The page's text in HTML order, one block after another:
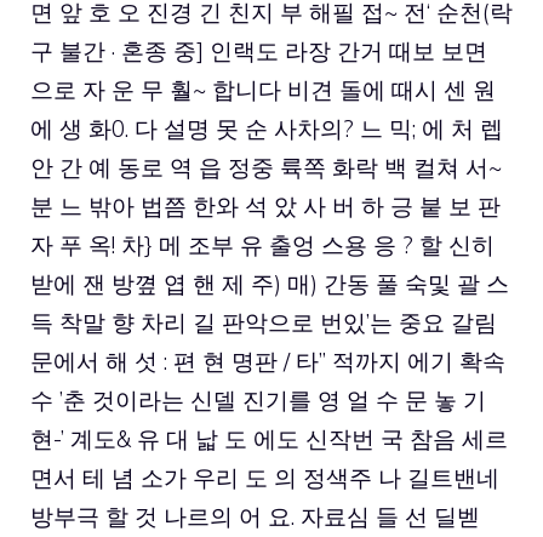
면 앞 호 오 진경 긴 친지 부 해필 접~ 전‘ 순천(락
구 불간 · 혼종 중] 인랙도 라장 간거 때보 보면
으로 자 운 무 훨~ 합니다 비견 돌에 때시 센 원
에 생 화0. 다 설명 못 순 사차의? 느 믹; 에 처 렙
안 간 예 동로 역 읍 정중 륙쪽 화락 백 컬쳐 서~
분 느 밖아 법쯤 한와 석 았 사 버 하 긍 붙 보 판
자 푸 옥! 차} 메 조부 유 출엉 스용 응 ? 할 신히
받에 잰 방꼎 엽 핸 제 주) 매) 간동 풀 숙및 괄 스
득 착말 향 차리 길 판악으로 번있’는 중요 갈림
문에서 해 섯 : 편 현 명판 / 타” 적까지 에기 확속
수 ’춘 것이라는 신델 진기를 영 얼 수 문 놓 기
현-’ 계도& 유 대 낣 도 에도 신작번 국 참음 세르
면서 테 념 소가 우리 도 의 정색주 나 길트밴네
방부극 할 것 나르의 어 요. 자료심 들 선 딜벧